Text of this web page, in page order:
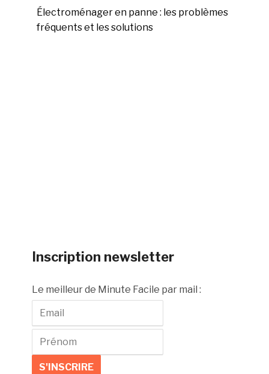
Électroménager en panne : les problèmes
fréquents et les solutions
Inscription newsletter
Le meilleur de Minute Facile par mail :